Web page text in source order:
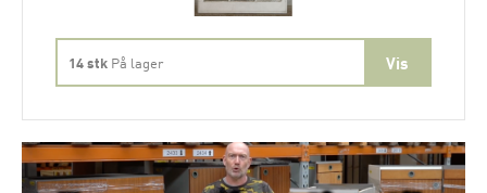
14 stk På lager